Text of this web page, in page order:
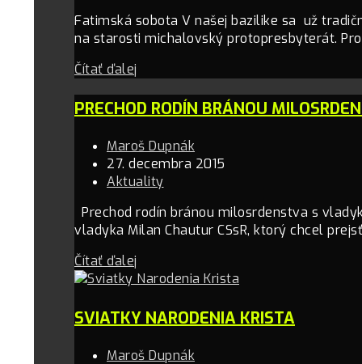
Fatimská sobota V našej bazilike sa už
na starosti michalovský protopresbyterát.
Čítať ďalej
PRECHOD RODÍN BRÁNOU
Maroš Dupnák
27. decembra 2015
Aktuality
Prechod rodín bránou milosrdenstva s
vladyka Milan Chautur CSsR, ktorý chcel
Čítať ďalej
SVIATKY NARODENIA KRISTA
Maroš Dupnák